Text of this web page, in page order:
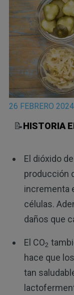
26 FEBRERO 2024
📝HISTORIA
El dióxido
producción
incrementa
células.
daños que
El CO2
hace que
tan